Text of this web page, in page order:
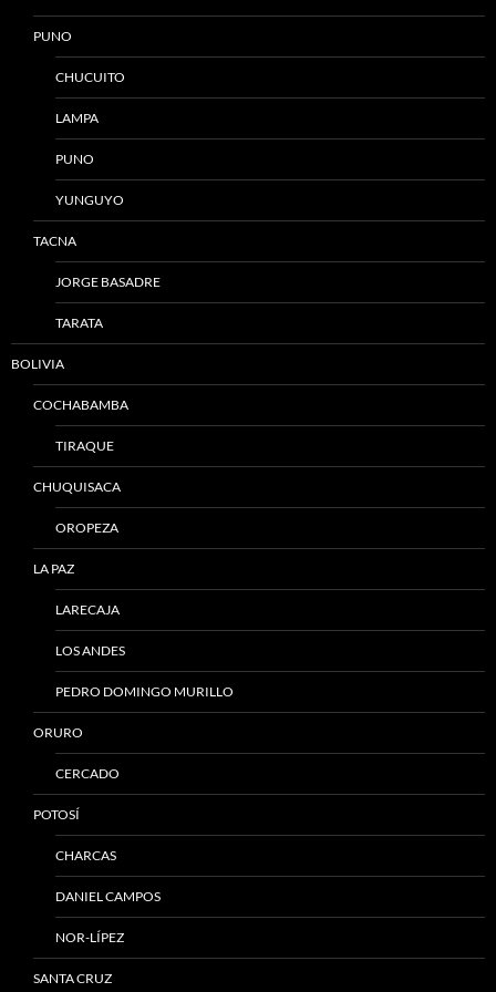
PUNO
CHUCUITO
LAMPA
PUNO
YUNGUYO
TACNA
JORGE BASADRE
TARATA
BOLIVIA
COCHABAMBA
TIRAQUE
CHUQUISACA
OROPEZA
LA PAZ
LARECAJA
LOS ANDES
PEDRO DOMINGO MURILLO
ORURO
CERCADO
POTOSÍ
CHARCAS
DANIEL CAMPOS
NOR-LÍPEZ
SANTA CRUZ